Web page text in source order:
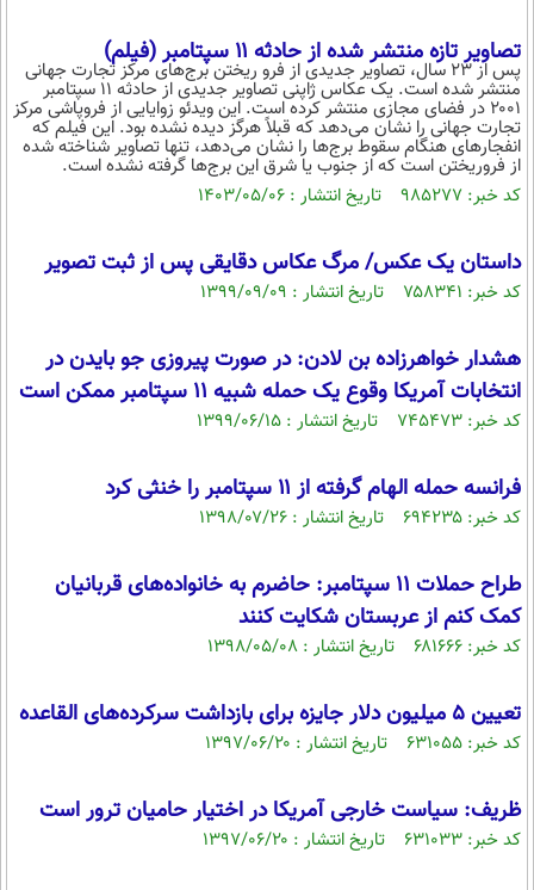
تصاویر تازه منتشر شده از حادثه ۱۱ سپتامبر (فیلم)
پس از ۲۳ سال، تصاویر جدیدی از فرو ریختن برج‌های مرکز تجارت جهانی
منتشر شده است. یک عکاس ژاپنی تصاویر جدیدی از حادثه ۱۱ سپتامبر
۲۰۰۱ در فضای مجازی منتشر کرده است. این ویدئو زوایایی از فروپاشی مرکز
تجارت جهانی را نشان می‌دهد که قبلاً هرگز دیده نشده بود. این فیلم که
انفجار‌های هنگام سقوط برج‌ها را نشان می‌دهد، تنها تصاویر شناخته شده
از فروریختن است که از جنوب یا شرق این برج‌ها گرفته نشده است.
کد خبر: ۹۸۵۲۷۷ تاریخ انتشار : ۱۴۰۳/۰۵/۰۶
داستان یک عکس/ مرگ عکاس دقایقی پس از ثبت تصویر
کد خبر: ۷۵۸۳۴۱ تاریخ انتشار : ۱۳۹۹/۰۹/۰۹
هشدار خواهرزاده بن لادن: در صورت پیروزی جو بایدن در
انتخابات آمریکا وقوع یک حمله شبیه 11 سپتامبر ممکن است
کد خبر: ۷۴۵۴۷۳ تاریخ انتشار : ۱۳۹۹/۰۶/۱۵
فرانسه حمله الهام گرفته از ۱۱ سپتامبر را خنثی کرد
کد خبر: ۶۹۴۲۳۵ تاریخ انتشار : ۱۳۹۸/۰۷/۲۶
طراح حملات 11 سپتامبر: حاضرم به خانواده‌های قربانیان
کمک کنم از عربستان شکایت کنند
کد خبر: ۶۸۱۶۶۶ تاریخ انتشار : ۱۳۹۸/۰۵/۰۸
تعیین 5 میلیون دلار جایزه برای بازداشت سرکرده‌های القاعده
کد خبر: ۶۳۱۰۵۵ تاریخ انتشار : ۱۳۹۷/۰۶/۲۰
ظریف: سیاست خارجی‌ آمریکا در اختیار حامیان ترور است
کد خبر: ۶۳۱۰۳۳ تاریخ انتشار : ۱۳۹۷/۰۶/۲۰